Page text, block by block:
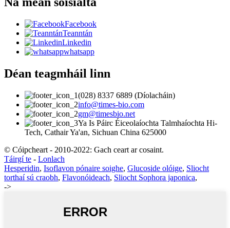
Facebook
Teanntán
Linkedin
whatsapp
Déan teagmháil linn
(028) 8337 6889 (Díolacháin)
info@times-bio.com
gm@timesbio.net
Ya Is Páirc Éiceolaíochta Talmhaíochta Hi-
Tech, Cathair Ya'an, Sichuan China 625000
© Cóipcheart - 2010-2022: Gach ceart ar cosaint.
Táirgí te - Lonlach
Hesperidin, Isoflavon pónaire soighe, Glucoside olóige, Sliocht
torthaí sú craobh, Flavonóideach, Sliocht Sophora japonica,
->